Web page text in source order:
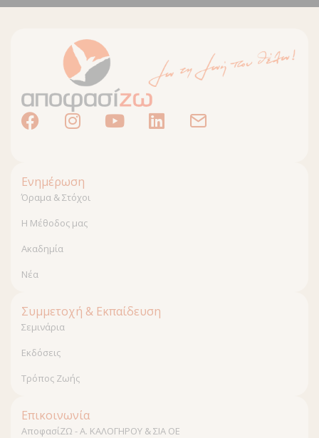
Ενημέρωση
Όραμα & Στόχοι
Η Μέθοδος μας
Ακαδημία
Νέα
Συμμετοχή & Εκπαίδευση
Σεμινάρια
Εκδόσεις
Τρόπος Ζωής
Επικοινωνία
ΑποφασίΖΩ - Α. ΚΑΛΟΓΗΡΟΥ & ΣΙΑ ΟΕ